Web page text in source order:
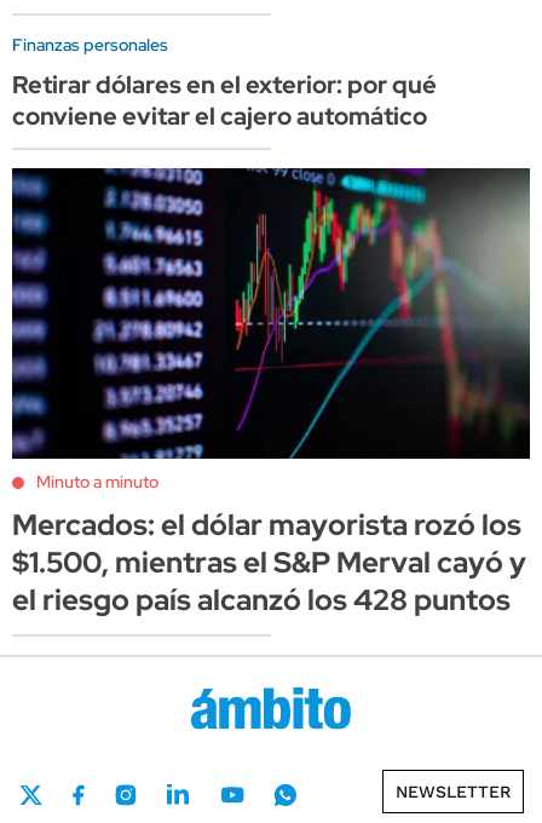
Finanzas personales
Retirar dólares en el exterior: por qué
conviene evitar el cajero automático
Minuto a minuto
Mercados: el dólar mayorista rozó los
$1.500, mientras el S&P Merval cayó y
el riesgo país alcanzó los 428 puntos
NEWSLETTER